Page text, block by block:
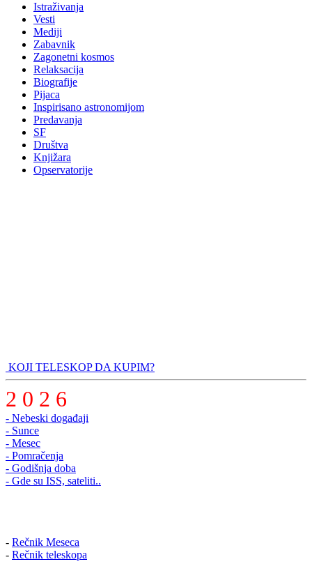
Istraživanja
Vesti
Mediji
Zabavnik
Zagonetni kosmos
Relaksacija
Biografije
Pijaca
Inspirisano astronomijom
Predavanja
SF
Društva
Knjižara
Opservatorije
KOJI TELESKOP DA KUPIM?
2 0 2 6
- Nebeski događaji
- Sunce
- Mesec
- Pomračenja
- Godišnja doba
- Gde su ISS, sateliti..
- Rečnik Meseca
- Rečnik teleskopa